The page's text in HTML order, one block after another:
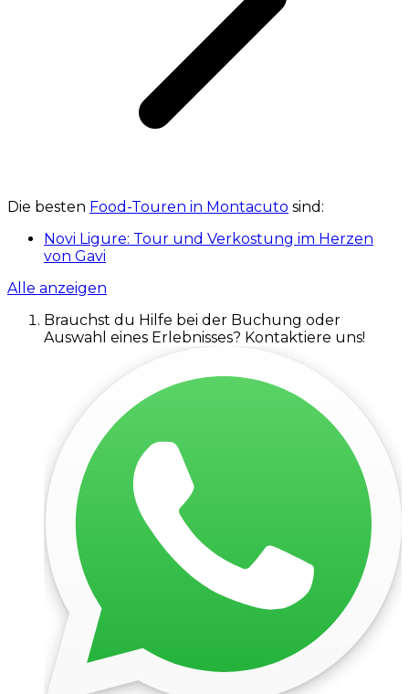
Die besten Food-Touren in Montacuto sind:
Novi Ligure: Tour und Verkostung im Herzen
von Gavi
Alle anzeigen
Brauchst du Hilfe bei der Buchung oder
Auswahl eines Erlebnisses? Kontaktiere uns!